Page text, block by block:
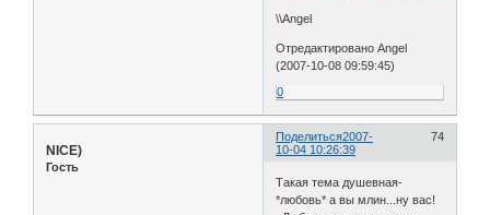
\\Angel
Отредактировано Angel
(2007-10-08 09:59:45)
0
Поделиться 74
2007-
10-04 10:26:39
NICE)
Гость
Такая тема душевная-
*любовь* а вы млин...ну вас!